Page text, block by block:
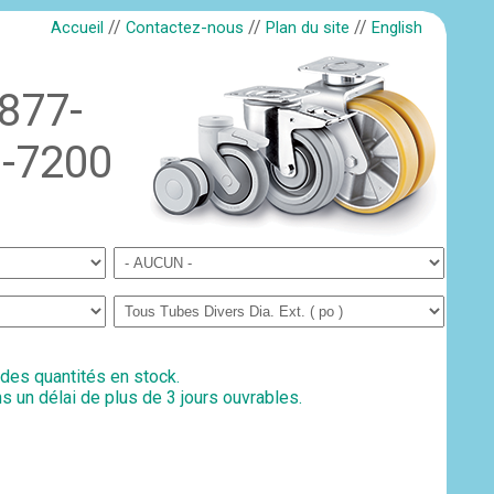
Accueil // Contactez-nous // Plan du site // English
7200
quantités en stock.
un délai de plus de 3 jours ouvrables.